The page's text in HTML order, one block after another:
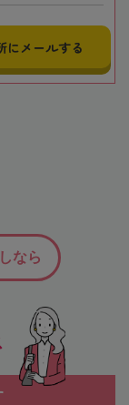
にメールする
なら